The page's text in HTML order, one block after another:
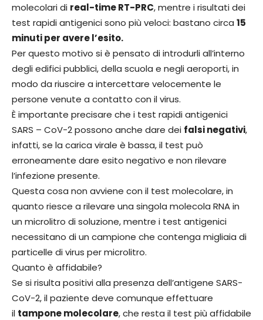
molecolari di real-time RT-PRC, mentre i risultati dei
test rapidi antigenici sono più veloci: bastano circa 15
minuti per avere l’esito.
Per questo motivo si è pensato di introdurli all’interno
degli edifici pubblici, della scuola e negli aeroporti, in
modo da riuscire a intercettare velocemente le
persone venute a contatto con il virus.
È importante precisare che i test rapidi antigenici
SARS – CoV-2 possono anche dare dei falsi negativi,
infatti, se la carica virale è bassa, il test può
erroneamente dare esito negativo e non rilevare
l’infezione presente.
Questa cosa non avviene con il test molecolare, in
quanto riesce a rilevare una singola molecola RNA in
un microlitro di soluzione, mentre i test antigenici
necessitano di un campione che contenga migliaia di
particelle di virus per microlitro.
Quanto è affidabile?
Se si risulta positivi alla presenza dell’antigene SARS-
CoV-2, il paziente deve comunque effettuare
il tampone molecolare, che resta il test più affidabile